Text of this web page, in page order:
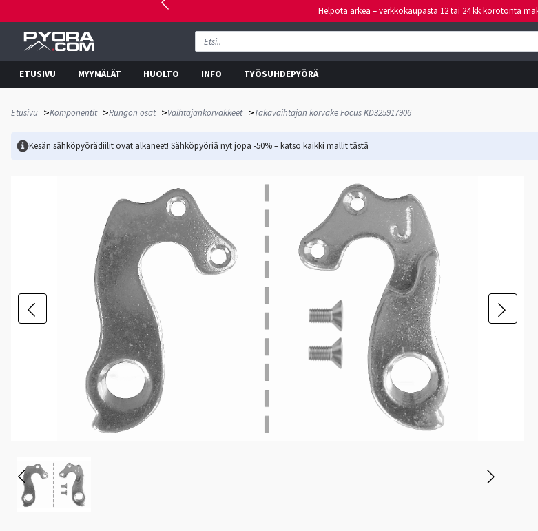
Helpota arkea – verkkokaupasta 12 tai 24 kk korotonta
ETUSIVU MYYMÄLÄT HUOLTO INFO TYÖSUHDEPYÖRÄ
Etusivu >Komponentit >Rungon osat >Vaihtajankorvakkeet >Takavaihtajan korvake Focus KD325917906
Kesän sähköpyörädiilit ovat alkaneet! Sähköpyöriä nyt jopa -50% – katso kaikki mallittästä